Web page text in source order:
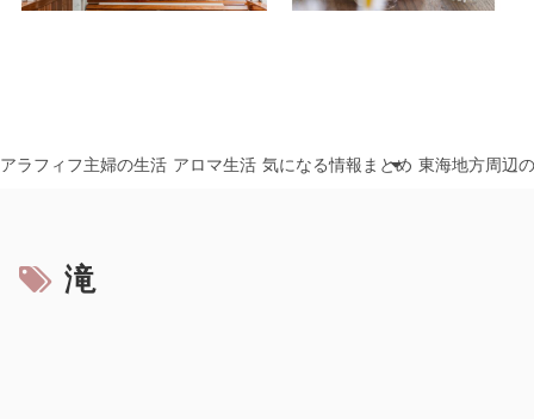
アラフィフ主婦の生活 アロマ生活 気になる情報まとめ 東海地方周辺
滝